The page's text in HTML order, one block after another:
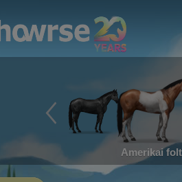
Amerikai